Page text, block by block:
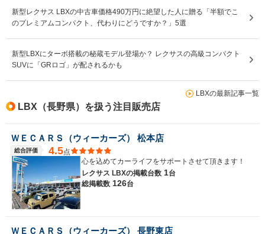
新型レクサス LBXの中古車価格490万円に絶望した人に贈る「半額でこ
のプレミアムコンパクト、代わりにどうですか？」5選
新型LBXにターボ搭載の秘蔵モデル登場か？ レクサスの高級コンパクト
SUVに「GRロゴ」が配されるかも
LBXの最新記事一覧
LBX（長野県）を扱う注目販売店
ＷＥＣＡＲＳ（ウィーカーズ） 松本店
総合評価 4.5点
心を込めてカーライフをサポートさせて頂きます！
レクサス LBXの掲載台数 1台
総掲載数 126台
ＷＥＣＡＲＳ（ウィーカーズ） 長野東店